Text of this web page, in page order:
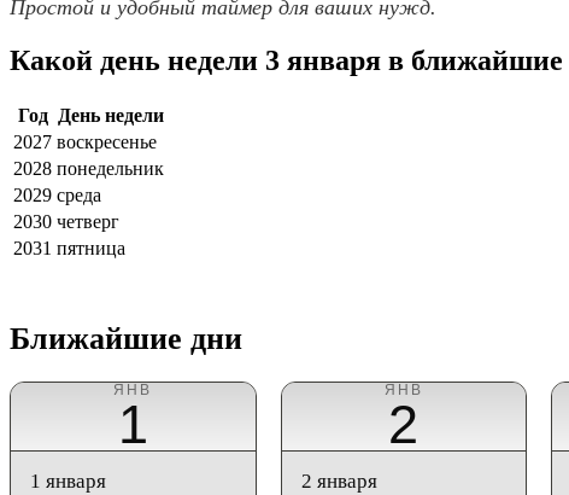
Простой и удобный таймер для ваших нужд.
Какой день недели 3 января в ближайшие
Год
День недели
2027 воскресенье
2028 понедельник
2029 среда
2030 четверг
2031 пятница
Ближайшие дни
ЯНВ
1
1 января
ЯНВ
2
2 января